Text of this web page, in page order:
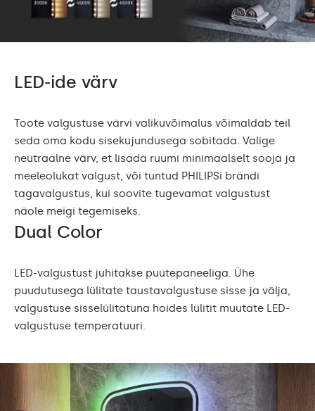
LED-ide värv
Toote valgustuse värvi valikuvõimalus võimaldab teil
seda oma kodu sisekujundusega sobitada. Valige
neutraalne värv, et lisada ruumi minimaalselt sooja ja
meeleolukat valgust, või tuntud PHILIPSi brändi
tagavalgustus, kui soovite tugevamat valgustust
näole meigi tegemiseks.
Dual Color
LED-valgustust juhitakse puutepaneeliga. Ühe
puudutusega lülitate taustavalgustuse sisse ja välja,
valgustuse sisselülitatuna hoides lülitit muutate LED-
valgustuse temperatuuri.